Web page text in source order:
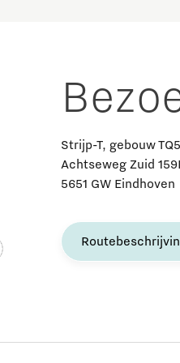
Innovatie
Strijp-T, gebouw
Achtseweg Zuid
5651 GW Eindhoven